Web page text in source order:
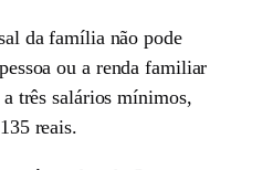
da família não pode
ou a renda familiar
três salários mínimos,
reais.